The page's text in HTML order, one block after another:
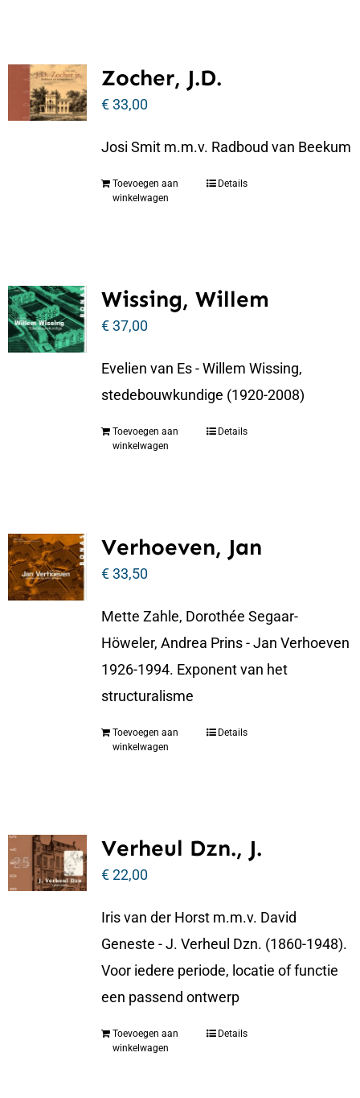
Zocher, J.D.
€33,00
Josi Smit m.m.v. Radboud van Beekum
Toevoegen aan
winkelwagen
Details
Wissing, Willem
€37,00
Evelien van Es - Willem Wissing,
stedebouwkundige (1920-2008)
Toevoegen aan
winkelwagen
Details
Verhoeven, Jan
€33,50
Mette Zahle, Dorothée Segaar-
Höweler, Andrea Prins - Jan Verhoeven
1926-1994. Exponent van het
structuralisme
Toevoegen aan
winkelwagen
Details
Verheul Dzn., J.
€22,00
Iris van der Horst m.m.v. David
Geneste - J. Verheul Dzn. (1860-1948).
Voor iedere periode, locatie of functie
een passend ontwerp
Toevoegen aan
winkelwagen
Details